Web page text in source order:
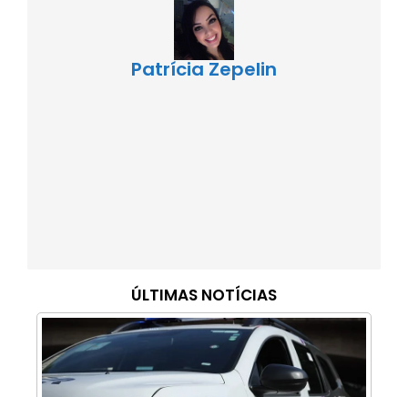
Patrícia Zepelin
ÚLTIMAS NOTÍCIAS